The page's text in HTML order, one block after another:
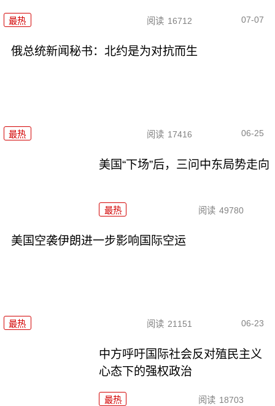
最热 阅读 16712 07-07
俄总统新闻秘书：北约是为对抗而生
最热 阅读 17416 06-25
美国“下场”后，三问中东局势走向
最热 阅读 49780
美国空袭伊朗进一步影响国际空运
最热 阅读 21151 06-23
中方呼吁国际社会反对殖民主义
心态下的强权政治
最热 阅读 18703